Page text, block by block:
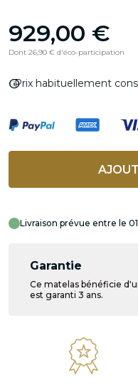
929,00 €
Dont 26,90 € d'éco-participation
infoPrix habituellement
Livraison prévue entre le
Garantie
Ce matelas bénéficie
est garanti 3 ans.